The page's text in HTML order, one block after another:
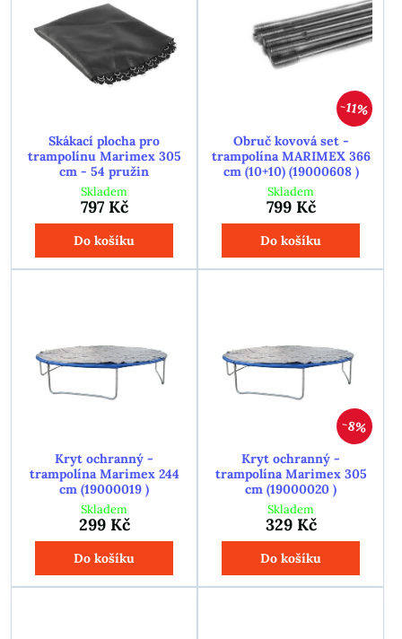
Skákací plocha pro
trampolínu Marimex 305
cm - 54 pružin
Skladem
797 Kč
Do košíku
11%
Obruč kovová set -
trampolína MARIMEX 366
cm (10+10) (19000608 )
Skladem
799 Kč
Do košíku
Kryt ochranný -
trampolína Marimex 244
cm (19000019 )
Skladem
299 Kč
Do košíku
8%
Kryt ochranný -
trampolína Marimex 305
cm (19000020 )
Skladem
329 Kč
Do košíku